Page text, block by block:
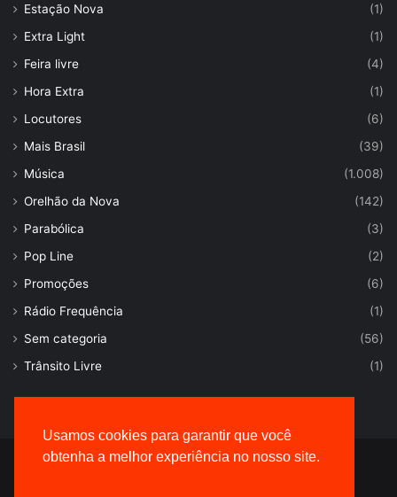
Usamos cookies para garantir que você
obtenha a melhor experiência no nosso site.
Estação Nova
(1)
Extra Light
(1)
Feira livre
(4)
Hora Extra
(1)
Locutores
(6)
Mais Brasil
(39)
Música
(1.008)
Orelhão da Nova
(142)
Parabólica
(3)
Pop Line
(2)
Promoções
(6)
Rádio Frequência
(1)
Sem categoria
(56)
Trânsito Livre
(1)